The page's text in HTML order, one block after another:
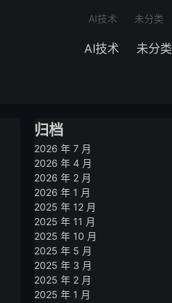
AI技术 未分类
AI技术 未分类
归档
2026 年 7 月
2026 年 4 月
2026 年 2 月
2026 年 1 月
2025 年 12 月
2025 年 11 月
2025 年 10 月
2025 年 5 月
2025 年 3 月
2025 年 2 月
2025 年 1 月